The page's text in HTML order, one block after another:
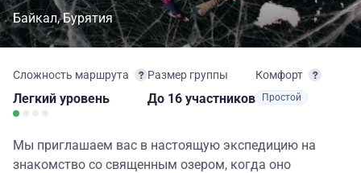
Байкал Бурятия
Сложность маршрута
Легкий уровень
Комфорт
Простой
Размер группы
до 16 участников
Мы приглашаем вас в настоящую экспедицию на
знакомство со священным озером, когда оно